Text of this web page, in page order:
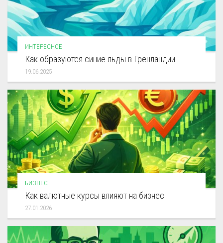
ИНТЕРЕСНОЕ
Как образуются синие льды в Гренландии
19.06.2025
БИЗНЕС
Как валютные курсы влияют на бизнес
27.01.2026